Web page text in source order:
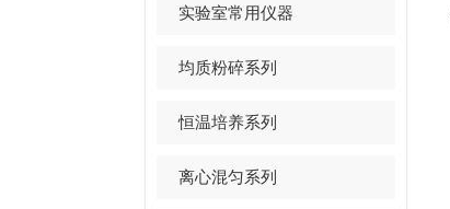
实验室常用仪器
均质粉碎系列
恒温培养系列
离心混匀系列